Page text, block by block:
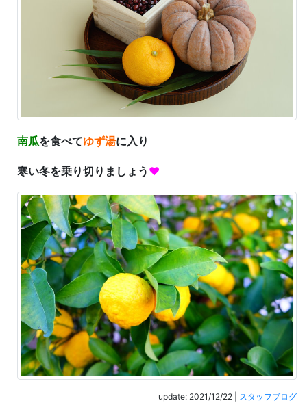
南瓜を食べてゆず湯に入り
寒い冬を乗り切りましょう ♥
update: 2021/12/22 スタッフブログ